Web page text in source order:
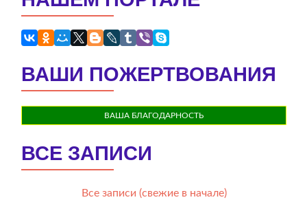
ВАШИ ПОЖЕРТВОВАНИЯ
ВАША БЛАГОДАРНОСТЬ
ВСЕ ЗАПИСИ
Все записи (свежие в начале)